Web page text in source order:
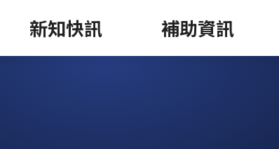
新知快訊 補助資訊